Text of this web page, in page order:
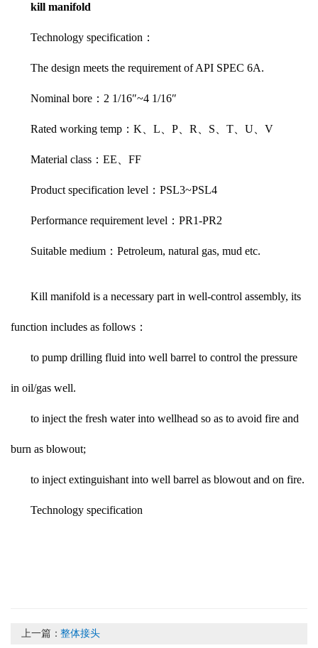
kill manifold
Technology specification：
The design meets the requirement of API SPEC 6A.
Nominal bore：2 1/16″~4 1/16″
Rated working temp：K、L、P、R、S、T、U、V
Material class：EE、FF
Product specification level：PSL3~PSL4
Performance requirement level：PR1-PR2
Suitable medium：Petroleum, natural gas, mud etc.
Kill manifold is a necessary part in well-control assembly, its
function includes as follows：
to pump drilling fluid into well barrel to control the pressure
in oil/gas well.
to inject the fresh water into wellhead so as to avoid fire and
burn as blowout;
to inject extinguishant into well barrel as blowout and on fire.
Technology specification
上一篇：整体接头